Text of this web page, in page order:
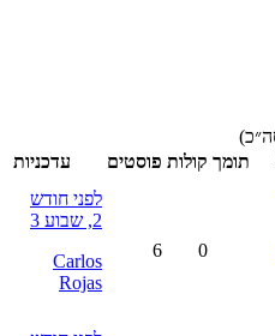
תומך קולות פוסטים
עדכניות
0
6
לפני חודש
2, שבוע 3
Carlos
Rojas